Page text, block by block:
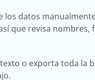
los datos
que revisa nombres,
o exporta toda la